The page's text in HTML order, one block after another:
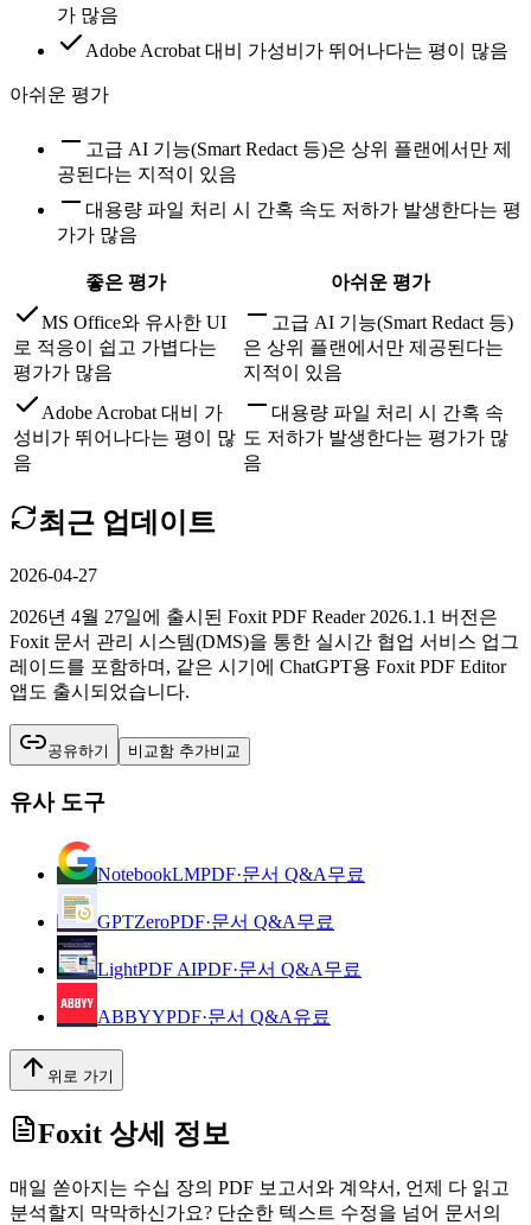
가 많음
Adobe Acrobat 대비 가성비가 뛰어나다는 평이 많음
아쉬운 평가
고급 AI 기능(Smart Redact 등)은 상위 플랜에서만 제
공된다는 지적이 있음
대용량 파일 처리 시 간혹 속도 저하가 발생한다는 평
가가 많음
좋은 평가
아쉬운 평가
MS Office와 유사한 UI
로 적응이 쉽고 가볍다는
평가가 많음
고급 AI 기능(Smart Redact 등)
은 상위 플랜에서만 제공된다는
지적이 있음
Adobe Acrobat 대비 가
성비가 뛰어나다는 평이 많
음
대용량 파일 처리 시 간혹 속
도 저하가 발생한다는 평가가 많
음
최근 업데이트
2026-04-27
2026년 4월 27일에 출시된 Foxit PDF Reader 2026.1.1 버전은
Foxit 문서 관리 시스템(DMS)을 통한 실시간 협업 서비스 업그
레이드를 포함하며, 같은 시기에 ChatGPT용 Foxit PDF Editor
앱도 출시되었습니다.
공유하기 비교함 추가비교
유사 도구
NotebookLMPDF·문서 Q&A무료
GPTZeroPDF·문서 Q&A무료
LightPDF AIPDF·문서 Q&A무료
ABBYYPDF·문서 Q&A유료
위로 가기
Foxit 상세 정보
매일 쏟아지는 수십 장의 PDF 보고서와 계약서, 언제 다 읽고
분석할지 막막하신가요? 단순한 텍스트 수정을 넘어 문서의